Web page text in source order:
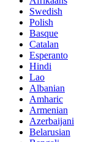
Swedish
Polish
Basque
Catalan
Esperanto
Hindi
Lao
Albanian
Amharic
Armenian
Azerbaijani
Belarusian